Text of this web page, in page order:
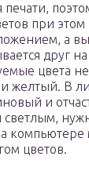
при этом
а
друг на
цвета
желтый. В
и
светлым,
цветов.